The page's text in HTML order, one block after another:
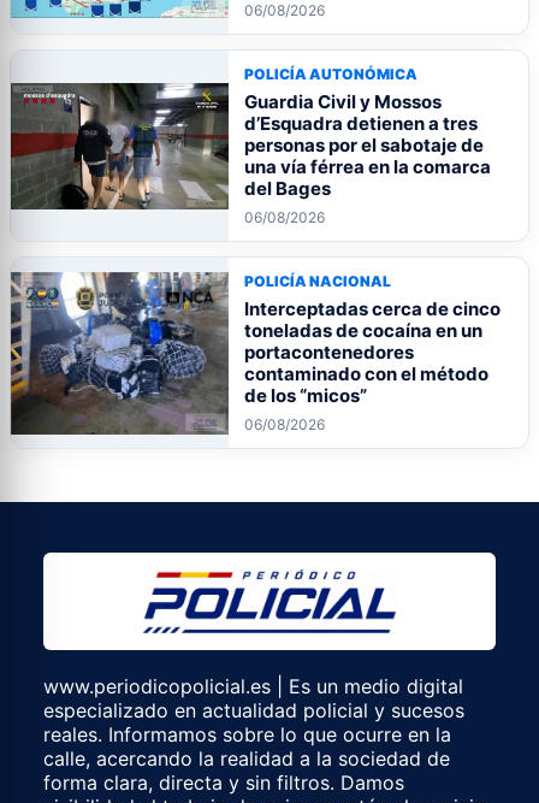
06/08/2026
POLICÍA AUTONÓMICA
Guardia Civil y Mossos
d’Esquadra detienen a tres
personas por el sabotaje de
una vía férrea en la comarca
del Bages
06/08/2026
POLICÍA NACIONAL
Interceptadas cerca de cinco
toneladas de cocaína en un
portacontenedores
contaminado con el método
de los “micos”
06/08/2026
www.periodicopolicial.es | Es un medio digital
especializado en actualidad policial y sucesos
reales. Informamos sobre lo que ocurre en la
calle, acercando la realidad a la sociedad de
forma clara, directa y sin filtros. Damos